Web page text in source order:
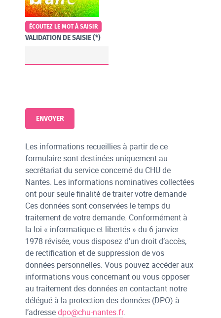
ÉCOUTEZ LE MOT À SAISIR
VALIDATION DE SAISIE (*)
Les informations recueillies à partir de ce
formulaire sont destinées uniquement au
secrétariat du service concerné du CHU de
Nantes. Les informations nominatives collectées
ont pour seule finalité de traiter votre demande
Ces données sont conservées le temps du
traitement de votre demande. Conformément à
la loi « informatique et libertés » du 6 janvier
1978 révisée, vous disposez d’un droit d’accès,
de rectification et de suppression de vos
données personnelles. Vous pouvez accéder aux
informations vous concernant ou vous opposer
au traitement des données en contactant notre
délégué à la protection des données (DPO) à
l’adressedpo@chu-nantes.fr.